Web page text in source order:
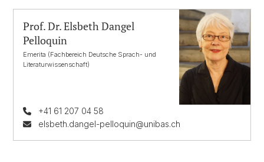
Prof. Dr. Elsbeth Dangel
Pelloquin
Emerita (Fachbereich Deutsche Sprach- und
Literaturwissenschaft)
+41 61 207 04 58
elsbeth.dangel-pelloquin@unibas.ch